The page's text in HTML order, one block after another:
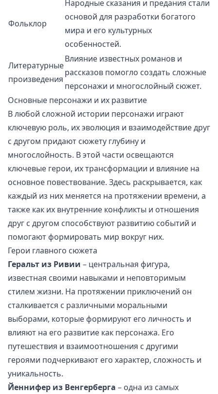
Фольклор
Народные сказания и предания стали
основой для разработки богатого
мира и его культурных
особенностей.
Литературные
произведения
Влияние известных романов и
рассказов помогло создать сложные
персонажи и многослойный сюжет.
Основные персонажи и их развитие
В любой сложной истории персонажи играют
ключевую роль, их эволюция и взаимодействие друг
с другом придают сюжету глубину и
многослойность. В этой части освещаются
ключевые герои, их трансформации и влияние на
основное повествование. Здесь раскрывается, как
каждый из них меняется на протяжении времени, а
также как их внутренние конфликты и отношения
друг с другом способствуют развитию событий и
помогают формировать мир вокруг них.
Герои главного сюжета
Геральт из Ривии – центральная фигура,
известная своими навыками и неповторимым
стилем жизни. На протяжении приключений он
сталкивается с различными моральными
выборами, которые формируют его личность и
влияют на его развитие как персонажа. Его
путешествия и взаимоотношения с другими
героями подчеркивают его характер, сложность и
уникальность.
Йеннифер из Венгерберга – одна из самых